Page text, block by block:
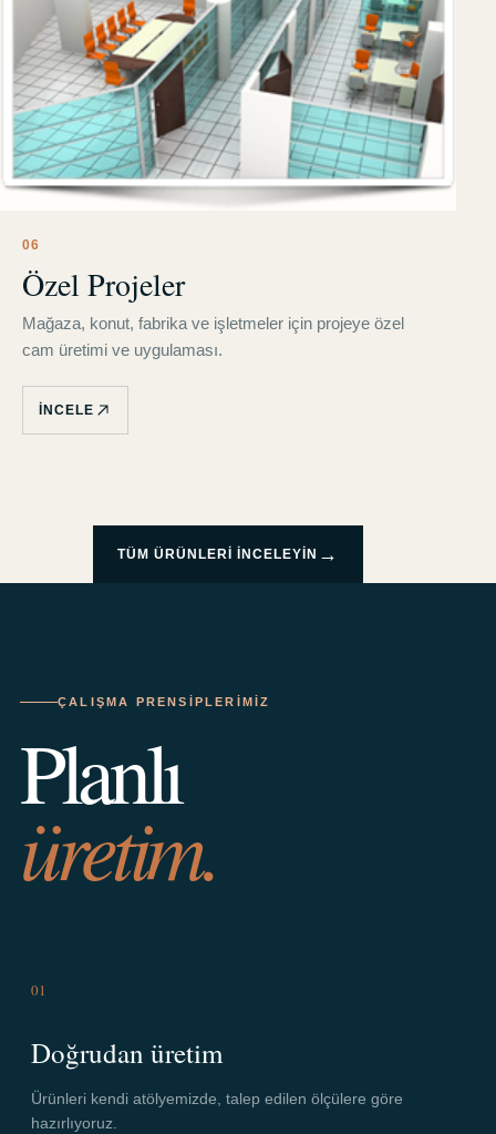
06
Özel Projeler
Mağaza, konut, fabrika ve işletmeler için projeye özel
cam üretimi ve uygulaması.
İNCELE
TÜM ÜRÜNLERI INCELEYIN →
ÇALIŞMA PRENSIPLERIMIZ
Planlı
üretim.
01
Doğrudan üretim
Ürünleri kendi atölyemizde, talep edilen ölçülere göre
hazırlıyoruz.